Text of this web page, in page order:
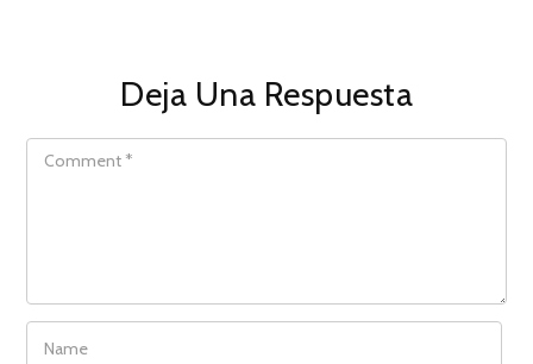
Deja Una Respuesta
COMMENT
NAME